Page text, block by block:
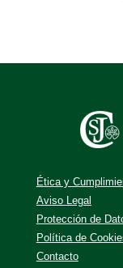
Ética y
Aviso Legal
Protección de
Política de
Contacto